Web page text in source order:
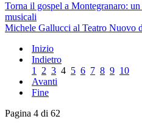
Torna il gospel a Montegranaro:
musicali
Michele Gallucci al Teatro Nuovo
Inizio
Indietro
1
2 3 4 5 6 7 8 9 10
Avanti
Fine
Pagina 4 di 62